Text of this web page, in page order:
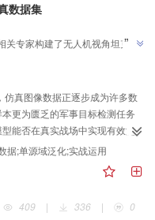
了深度学习技术在超声舌成像
计算机技术和超声成像技术能
学科发展。
数据集
关专家构建了无人机视角坦克目
图像数据稀缺问题上的有效
”
真图像数据正逐步成为许多数
更为匮乏的军事目标检测任务
能否在真实战场中实现有效泛
真域数据、作战场景和坦克型
tank， ST）1.0版本，包
仿真数据与实战场景检验框
（cascade region-based
you only look once version
据;单源域泛化;实战运用
409
| 336 | 0